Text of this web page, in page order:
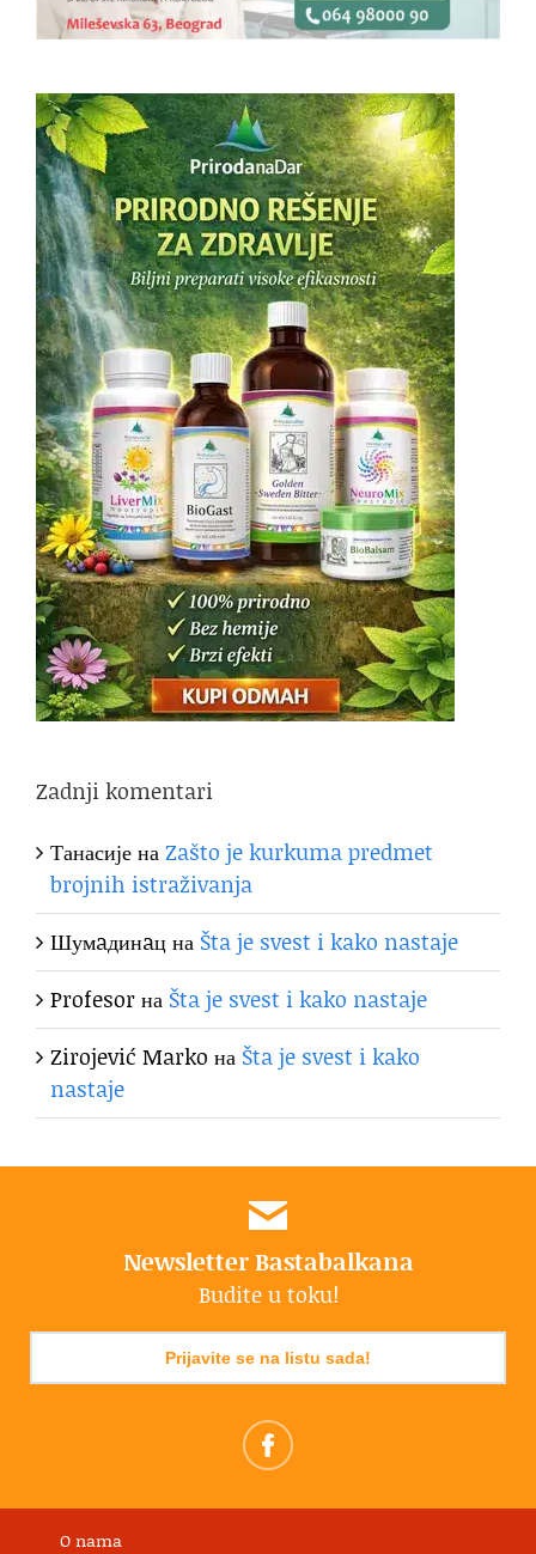
Zadnji komentari
ТанасијенаZašto je kurkuma predmet
brojnih istraživanja
Шумaдинaцна Šta je svest i kako nastaje
Profesorна Šta je svest i kako nastaje
Zirojević Marko на Šta je svest i kako
nastaje
Newsletter Bastabalkana
Budite u toku!
Prijavite se na listu sada!
O nama